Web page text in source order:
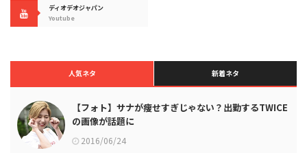
ディオデオジャパン
Youtube
人気ネタ 新着ネタ
【フォト】サナが痩せすぎじゃない？出勤するTWICE
の画像が話題に
2016/06/24